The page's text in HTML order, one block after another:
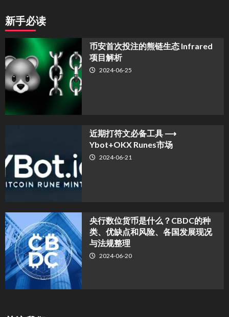
新手必读
币安首次投注的熊链生态 Infrared
项目解析
2024-06-25
近期打符文必备工具 ⟶
Ybot+OKX Runes市场
2024-06-21
央行数位货币是什么？CBDC的种
类、优缺点和风险、各国发展现况
与法规整理
2024-06-20